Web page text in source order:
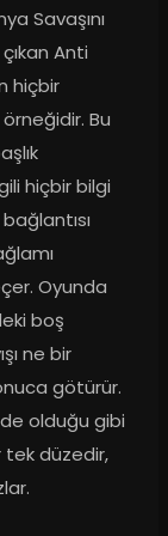
Savaşını
Anti
hiçbir
Bu
hiçbir bilgi
Oyunda
boş
ne bir
götürür.
olduğu gibi
tek düzedir,